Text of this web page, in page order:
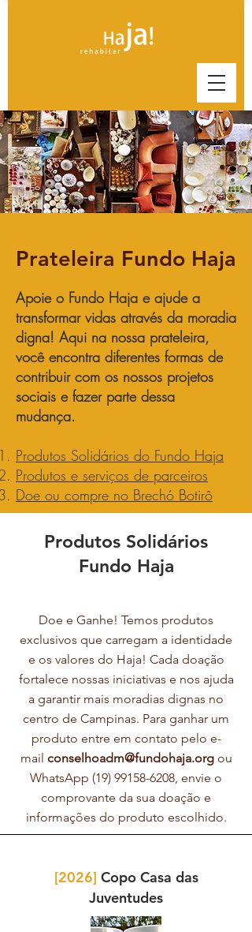
Prateleira Fundo Haja
Apoie o Fundo Haja e ajude a
transformar vidas através da moradia
digna! Aqui na nossa prateleira,
você encontra diferentes formas de
contribuir com os nossos projetos
sociais e fazer parte dessa
mudança.
Produtos Solidários do Fundo Haja
Produtos e serviços de parceiros
Doe ou compre no Brechó Botirô
Produtos Solidários
Fundo Haja
Doe e Ganhe! Temos produtos
exclusivos que carregam a identidade
e os valores do Haja! Cada doação
fortalece nossas iniciativas e nos ajuda
a garantir mais moradias dignas no
centro de Campinas. Para ganhar um
produto entre em contato pelo e-
mail conselhoadm@fundohaja.org ou
WhatsApp (19) 99158-6208, envie o
comprovante da sua doação e
informações do produto escolhido.
[2026] Copo Casa das
Juventudes